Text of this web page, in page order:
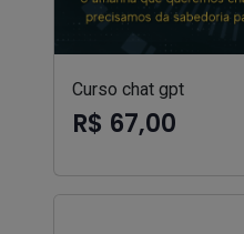
Curso chat gpt
R$ 67,00